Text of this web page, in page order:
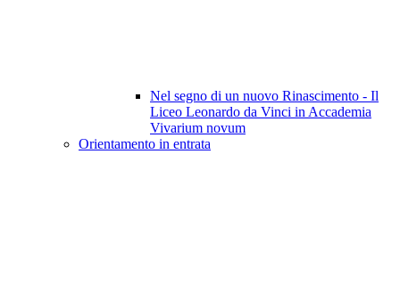
Nel segno di un nuovo Rinascimento - Il
Liceo Leonardo da Vinci in Accademia
Vivarium novum
Orientamento in entrata